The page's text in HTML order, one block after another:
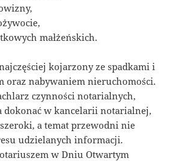
małżeńskich.
kojarzony ze spadkami i
oraz nabywaniem nieruchomości.
czynności notarialnych,
dokonać w kancelarii notarialnej,
a temat przewodni nie
udzielanych informacji.
w Dniu Otwartym